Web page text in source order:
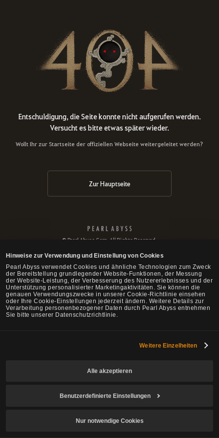
Hinweise zur Verwendung und Einstellung von Cookies
Pearl Abyss verwendet Cookies und ähnliche Technologien zum Zweck
der Bereitstellung grundlegender Website-Funktionen, der Messung
der Website-Leistung, der Verbesserung des Nutzererlebnisses und der
Unterstützung personalisierter Marketingaktivitäten. Sie können die
genauen Verwendungszwecke in unserer Cookie-Richtlinie einsehen
oder Ihre Cookie-Einstellungen jederzeit ändern. Weitere Details zur
Verarbeitung personenbezogener Daten durch Pearl Abyss entnehmen
Sie bitte unserer Datenschutzrichtlinie.
Weitere Einzelheiten
Alle akzeptieren
Benutzerdefinierte Einstellungen
Nur notwendige Cookies
Entschuldigung, die Seite konnte nicht aufgerufen werden.
Versucht es bitte etwas später wieder.
Wollt Ihr zur Startseite der offiziellen Webseite weitergeleitet werden?
Zur Hauptseite
P
e
r
l
A
b
y
s
s
© Pearl Abyss Corp. All Rights Reserved.